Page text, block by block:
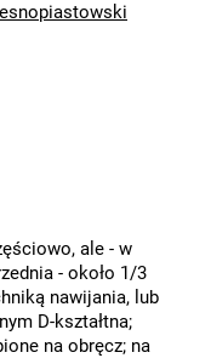
ale - w
- około 1/3
nawijania, lub
D-kształtna;
na obręcz; na